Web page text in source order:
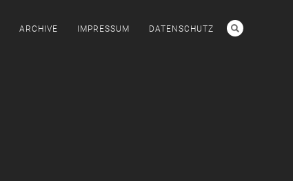
ARCHIVE IMPRESSUM DATENSCHUTZ